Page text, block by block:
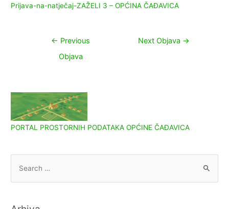
Prijava-na-natječaj-ZAŽELI 3 – OPĆINA ČAĐAVICA
Navigacija
← Previous
Objava
Next Objava →
PORTAL PROSTORNIH PODATAKA OPĆINE ČAĐAVICA